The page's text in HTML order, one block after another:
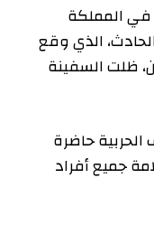
في المملكة
الذي وقع
لندن، ظلت السفينة
حاضرة
جميع أفراد